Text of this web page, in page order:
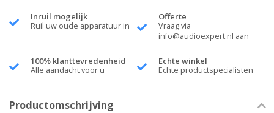
Inruil mogelijk
Ruil uw oude apparatuur in
Offerte
Vraag via
info@audioexpert.nl aan
100% klanttevredenheid
Alle aandacht voor u
Echte winkel
Echte productspecialisten
Productomschrijving